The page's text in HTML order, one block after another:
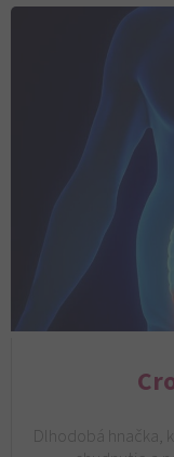
Dlhodobá hnačka,